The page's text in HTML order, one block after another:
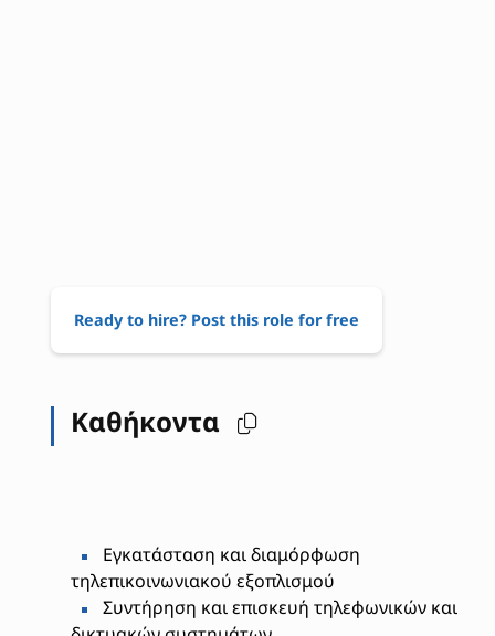
Ready to hire? Post this role for free
Καθήκοντα
Εγκατάσταση και διαμόρφωση
τηλεπικοινωνιακού εξοπλισμού
Συντήρηση και επισκευή τηλεφωνικών και